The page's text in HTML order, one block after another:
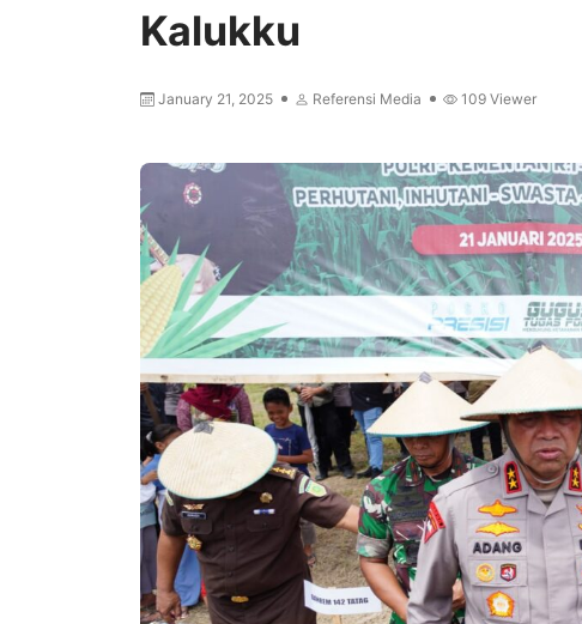
Kalukku
January 21, 2025 Referensi Media 109 Viewer